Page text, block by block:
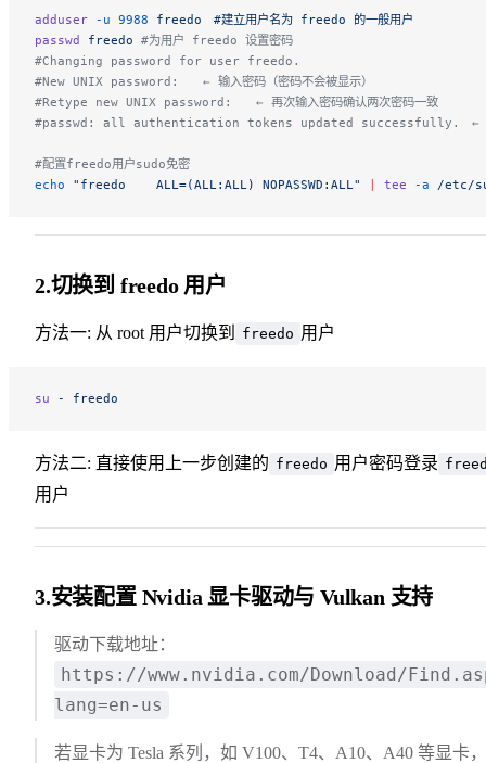
adduser -u 9988 freedo　#建立用户名为 freedo 的一般用户
passwd freedo #为用户 freedo 设置密码
#Changing password for user freedo.
#New UNIX password:　　← 输入密码（密码不会被显示）
#Retype new UNIX password:　　← 再次输入密码确认两次密码一致
#passwd: all authentication tokens updated successfully.　← 密
#配置freedo用户sudo免密
echo "freedo    ALL=(ALL:ALL) NOPASSWD:ALL" | tee -a /etc/
2.切换到 freedo 用户
方法一: 从 root 用户切换到 freedo 用户
su - freedo
方法二: 直接使用上一步创建的 freedo 用户密码登录
用户
3.安装配置 Nvidia 显卡驱动与 Vulkan 支持
驱动下载地址：
https://www.nvidia.com/Download/
lang=en-us
若显卡为 Tesla 系列，如 V100、T4、A10、A40 等显卡，